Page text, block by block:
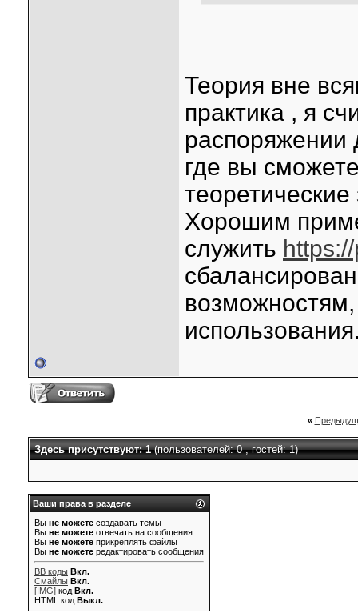
Теория вне
практика , я
распоряжении
где вы
Хорошим
служить
«
Здесь присутствуют: 1(пользователей: 0 , гостей: 1)
Ваши права в разделе
Вы не можете создавать темы
Вы не можете отвечать на сообщения
Вы не можете прикреплять файлы
Вы не можете редактировать сообщения
BB коды Вкл.
Смайлы Вкл.
[IMG] код Вкл.
HTML код Выкл.